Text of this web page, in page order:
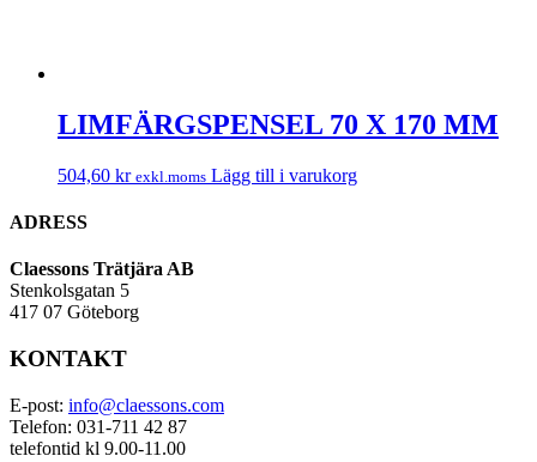
LIMFÄRGSPENSEL 70 X 170 MM
504,60 kr exkl.moms Lägg till i varukorg
ADRESS
Claessons Trätjära AB
Stenkolsgatan 5
417 07 Göteborg
KONTAKT
E-post: info@claessons.com
Telefon: 031-711 42 87
telefontid kl 9.00-11.00